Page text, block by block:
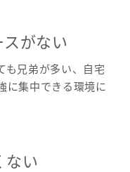
がない
も兄弟が多い、自宅
に集中できる環境に
ない